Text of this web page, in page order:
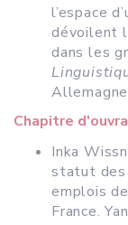
l’espace
dévoilent
dans les
Chapitre
Inka
statut des
emplois
France.